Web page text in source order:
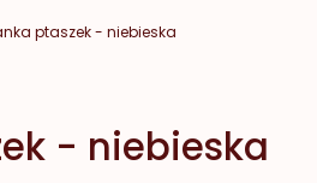
ptaszek - niebieska
- niebieska